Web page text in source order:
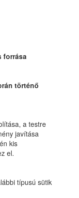
forrása
történő
a testre
javítása
kis
el.
típusú sütik